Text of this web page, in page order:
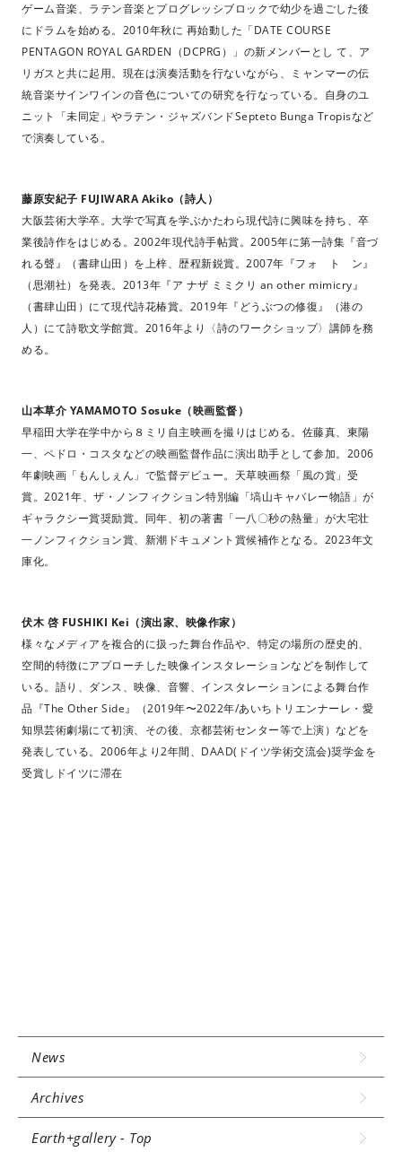
ゲーム音楽、ラテン音楽とプログレッシブロックで幼少を過ごした後
にドラムを始める。2010年秋に 再始動した「DATE COURSE
PENTAGON ROYAL GARDEN（DCPRG）」の新メンバーとし て、ア
リガスと共に起用。現在は演奏活動を行ないながら、ミャンマーの伝
統音楽サインワインの音色についての研究を行なっている。自身のユ
ニット「未同定」やラテン・ジャズバンドSepteto Bunga Tropisなど
で演奏している。
藤原安紀子 FUJIWARA Akiko（詩人）
大阪芸術大学卒。大学で写真を学ぶかたわら現代詩に興味を持ち、卒
業後詩作をはじめる。2002年現代詩手帖賞。2005年に第一詩集『音づ
れる聲』（書肆山田）を上梓、歴程新鋭賞。2007年『フォ ト ン』
（思潮社）を発表。2013年『ア ナザ ミミクリ an other mimicry』
（書肆山田）にて現代詩花椿賞。2019年『どうぶつの修復』（港の
人）にて詩歌文学館賞。2016年より〈詩のワークショップ〉講師を務
める。
山本草介 YAMAMOTO Sosuke（映画監督）
早稲田大学在学中から８ミリ自主映画を撮りはじめる。佐藤真、東陽
一、ペドロ・コスタなどの映画監督作品に演出助手として参加。2006
年劇映画「もんしぇん」で監督デビュー。天草映画祭「風の賞」受
賞。2021年、ザ・ノンフィクション特別編「塙山キャバレー物語」が
ギャラクシー賞奨励賞。同年、初の著書「一八〇秒の熱量」が大宅壮
一ノンフィクション賞、新潮ドキュメント賞候補作となる。2023年文
庫化。
伏木 啓 FUSHIKI Kei（演出家、映像作家）
様々なメディアを複合的に扱った舞台作品や、特定の場所の歴史的、
空間的特徴にアプローチした映像インスタレーションなどを制作して
いる。語り、ダンス、映像、音響、インスタレーションによる舞台作
品『The Other Side』（2019年〜2022年/あいちトリエンナーレ・愛
知県芸術劇場にて初演、その後、京都芸術センター等で上演）などを
発表している。2006年より2年間、DAAD(ドイツ学術交流会)奨学金を
受賞しドイツに滞在
News
Archives
Earth+gallery - Top